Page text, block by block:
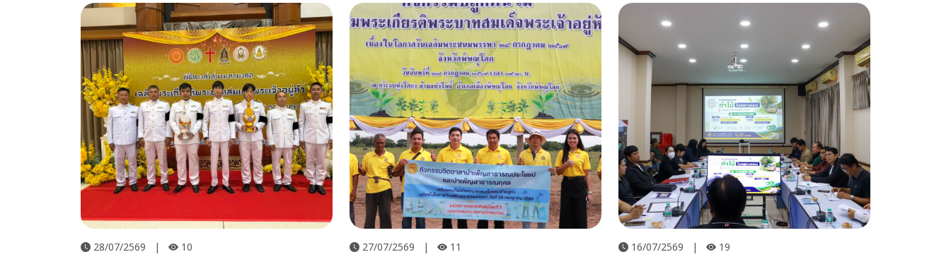
28/07/2569 | 10 27/07/2569 | 11 16/07/2569 | 19